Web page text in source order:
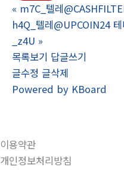
« m7C_텔레
h4Q_텔레@UPCOIN24
_z4U »
목록보기 답글쓰기
글수정 글삭제
Powered by KBoard
이용약관
개인정보처리방침